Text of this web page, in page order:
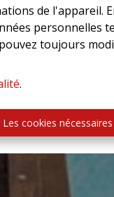
de l'appareil.
personnelles
toujours
.
Les cookies nécessaires